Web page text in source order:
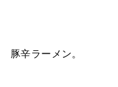
豚辛ラーメン。